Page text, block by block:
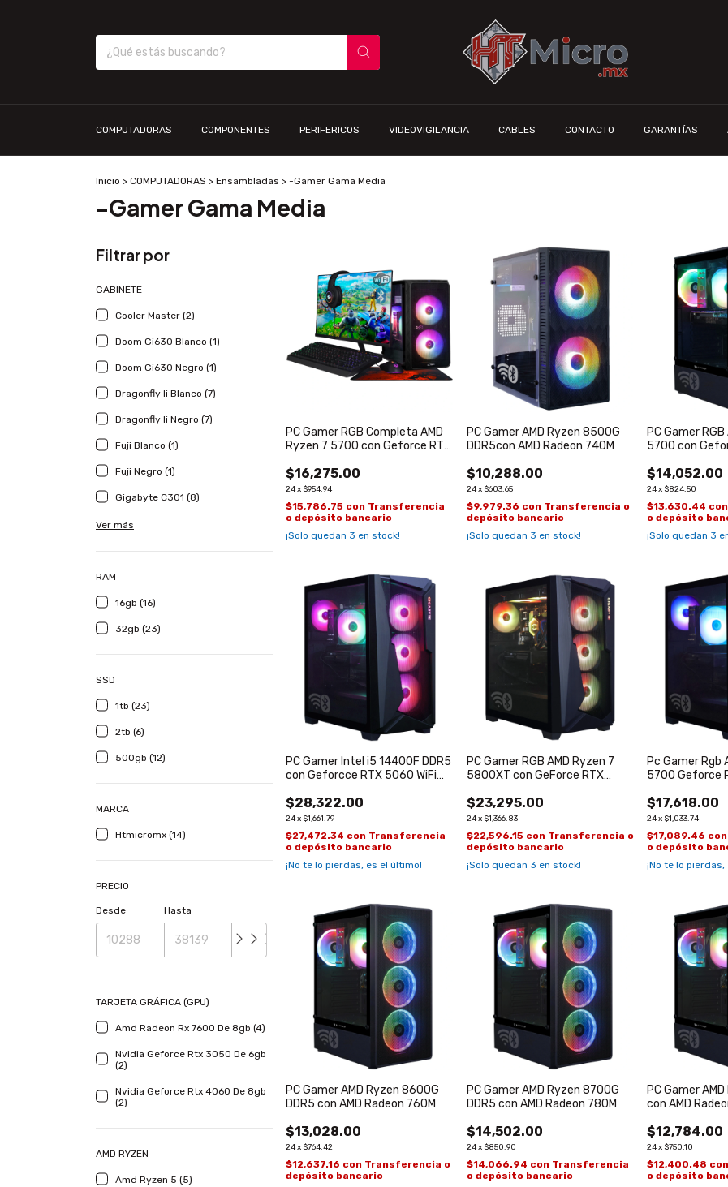
COMPUTADORAS COMPONENTES PERIFERICOS VIDEOVIGILANCIA CABLES CONTACTO GARANTÍAS
Inicio > COMPUTADORAS > Ensambladas > -Gamer Gama Media
-Gamer Gama Media
Filtrar por
GABINETE
Cooler Master (2)
Doom Gi630 Blanco (1)
Doom Gi630 Negro (1)
Dragonfly Ii Blanco (7)
Dragonfly Ii Negro (7)
Fuji Blanco (1)
Fuji Negro (1)
Gigabyte C301 (8)
Ver más
RAM
16gb (16)
32gb (23)
SSD
1tb (23)
2tb (6)
500gb (12)
MARCA
Htmicromx (14)
PRECIO
Desde Hasta
TARJETA GRÁFICA (GPU)
Amd Radeon Rx 7600 De 8gb (4)
Nvidia Geforce Rtx 3050 De 6gb
(2)
Nvidia Geforce Rtx 4060 De 8gb
(2)
AMD RYZEN
Amd Ryzen 5 (5)
PC Gamer RGB Completa AMD
Ryzen 7 5700 con Geforce RTX
$16,275.00
24x $954.94
$15,786.75 con Transferencia
o depósito bancario
¡Solo quedan 3 en stock!
PC Gamer AMD Ryzen 8500G
DDR5con AMD Radeon 740M
$10,288.00
24x $603.65
$9,979.36 con Transferencia o
depósito bancario
¡Solo quedan 3 en stock!
PC Gamer
5700 con
$14,052.00
24x $824.50
$13,630.44 con
o depósito
¡Solo quedan 3
PC Gamer Intel i5 14400F DDR5
con Geforcce RTX 5060 WiFi
$28,322.00
24x $1,661.79
$27,472.34 con Transferencia
o depósito bancario
¡No te lo pierdas, es el último!
PC Gamer RGB AMD Ryzen 7
5800XT con GeForce RTX
$23,295.00
24x $1,366.83
$22,596.15 con Transferencia o
depósito bancario
¡Solo quedan 3 en stock!
Pc Gamer Rgb
5700 Geforce
$17,618.00
24x $1,033.74
$17,089.46 con
o depósito
¡No te lo
PC Gamer AMD Ryzen 8600G
DDR5 con AMD Radeon 760M
$13,028.00
24x $764.42
$12,637.16 con Transferencia o
depósito bancario
PC Gamer AMD Ryzen 8700G
DDR5 con AMD Radeon 780M
$14,502.00
24x $850.90
$14,066.94 con Transferencia
o depósito bancario
PC Gamer
con AMD
$12,784.00
24x $750.10
$12,400.48 con
o depósito